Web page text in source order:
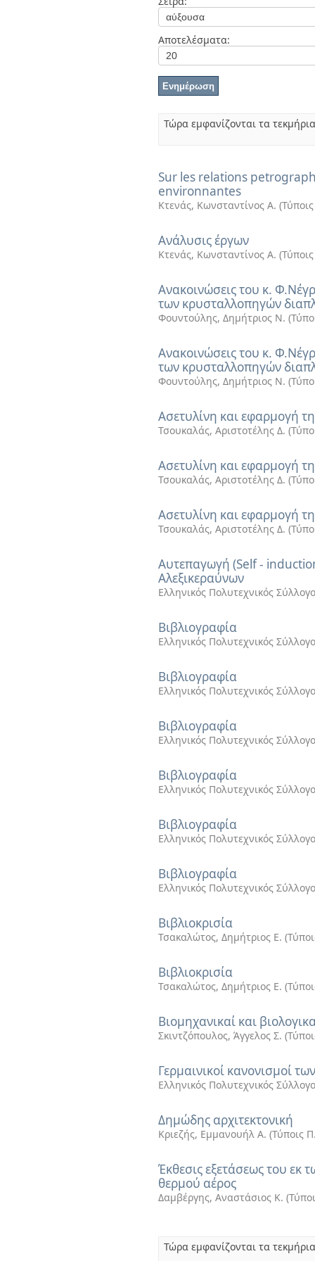
Αποτελέσματα:
Τώρα εμφανίζονται τα
Sur les relations
environnantes
Κτενάς, Κωνσταντίνος Α. (
Ανάλυσις έργων
Κτενάς, Κωνσταντίνος Α. (
Ανακοινώσεις του κ.
των κρυσταλλοπηγών
Φουντούλης, Δημήτριος Ν. (
Ανακοινώσεις του κ.
των κρυσταλλοπηγών
Φουντούλης, Δημήτριος Ν. (
Ασετυλίνη και εφαρμογή
Τσουκαλάς, Αριστοτέλης Δ. (
Ασετυλίνη και εφαρμογή
Τσουκαλάς, Αριστοτέλης Δ. (
Ασετυλίνη και εφαρμογή
Τσουκαλάς, Αριστοτέλης Δ. (
Αυτεπαγωγή (Self -
Αλεξικεραύνων
Ελληνικός Πολυτεχνικός
Βιβλιογραφία
Ελληνικός Πολυτεχνικός
Βιβλιογραφία
Ελληνικός Πολυτεχνικός
Βιβλιογραφία
Ελληνικός Πολυτεχνικός
Βιβλιογραφία
Ελληνικός Πολυτεχνικός
Βιβλιογραφία
Ελληνικός Πολυτεχνικός
Βιβλιογραφία
Ελληνικός Πολυτεχνικός
Βιβλιοκρισία
Τσακαλώτος, Δημήτριος Ε. (
Βιβλιοκρισία
Τσακαλώτος, Δημήτριος Ε. (
Βιομηχανικαί και
Σκιντζόπουλος, Άγγελος Σ. (
Γερμαινικοί κανονισμοί
Ελληνικός Πολυτεχνικός
Δημώδης αρχιτεκτονική
Κριεζής, Εμμανουήλ Α. (Τύποις
Έκθεσις εξετάσεως του
θερμού αέρος
Δαμβέργης, Αναστάσιος Κ. (
Τώρα εμφανίζονται τα